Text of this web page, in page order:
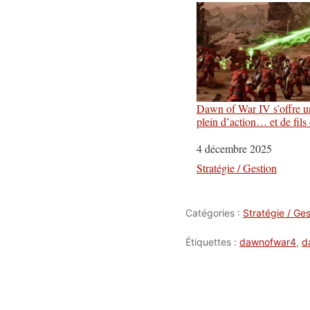
Dawn of War IV s’offre
plein d’action… et de fils
Date
4 décembre 2025
Par rapport à
Stratégie / Gestion
Catégories : Stratégie /
Étiquettes : dawnofwar4,